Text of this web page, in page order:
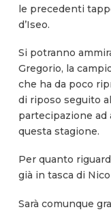
le precedenti
d’Iseo.
Si potranno
Gregorio, la
che ha da poco
di riposo seguito
partecipazione
questa stagione.
Per quanto
già in tasca di
Sarà comunque